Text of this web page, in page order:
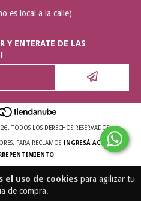
el uso de cookiespara agilizar tu
de compra.
es local a la calle)
Y ENTERATE DE LAS
TODOS LOS DERECHOS RESERVADOS.
PARA RECLAMOS INGRESÁ ACÁ.